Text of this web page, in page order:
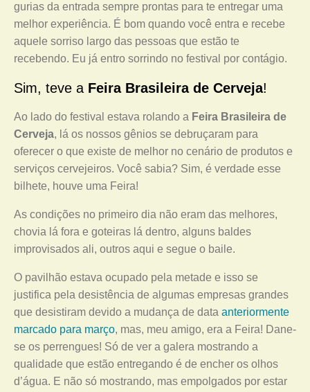
gurias da entrada sempre prontas para te entregar uma
melhor experiência. É bom quando você entra e recebe
aquele sorriso largo das pessoas que estão te
recebendo. Eu já entro sorrindo no festival por contágio.
Sim, teve a Feira Brasileira de Cerveja!
Ao lado do festival estava rolando a Feira Brasileira de
Cerveja, lá os nossos gênios se debruçaram para
oferecer o que existe de melhor no cenário de produtos e
serviços cervejeiros. Você sabia? Sim, é verdade esse
bilhete, houve uma Feira!
As condições no primeiro dia não eram das melhores,
chovia lá fora e goteiras lá dentro, alguns baldes
improvisados ali, outros aqui e segue o baile.
O pavilhão estava ocupado pela metade e isso se
justifica pela desistência de algumas empresas grandes
que desistiram devido a mudança de data anteriormente
marcado para março, mas, meu amigo, era a Feira! Dane-
se os perrengues! Só de ver a galera mostrando a
qualidade que estão entregando é de encher os olhos
d’água. E não só mostrando, mas empolgados por estar